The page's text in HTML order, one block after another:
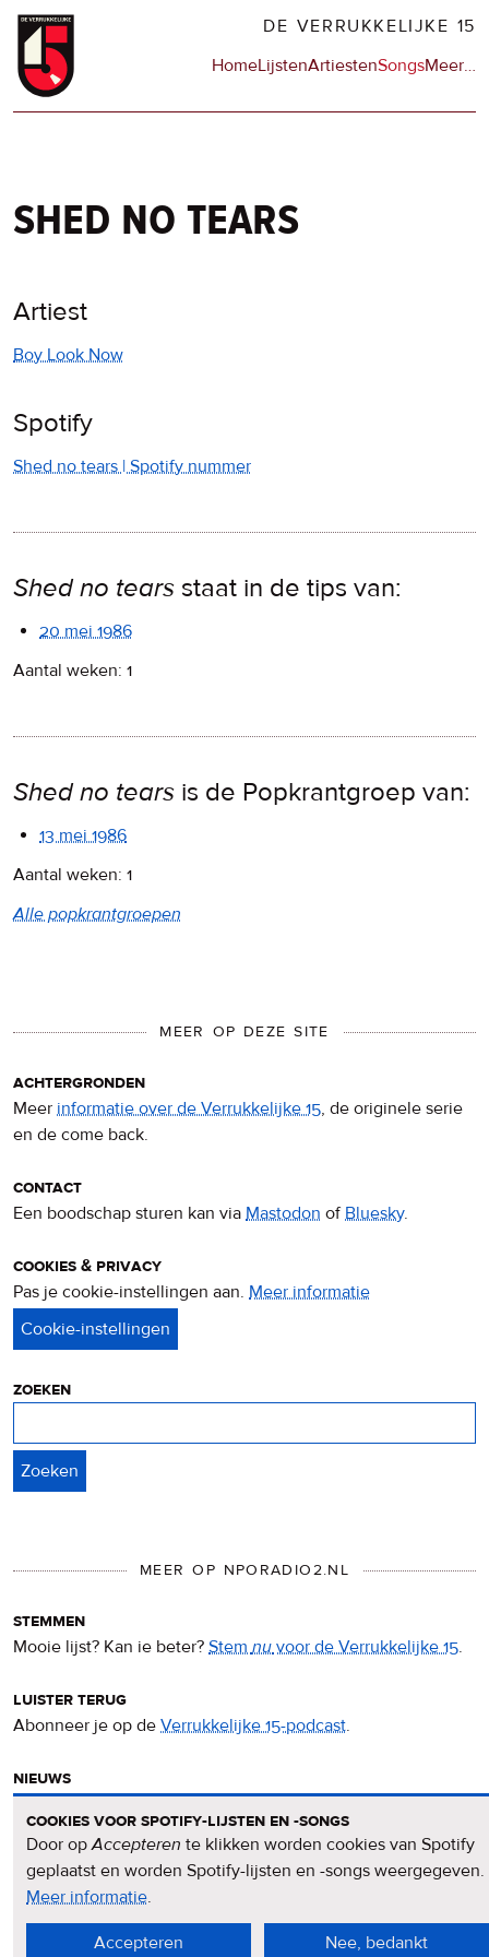
Overslaan
naar
DE VERRUKKELIJKE 15
Hoofdnavigatie
HomeLijstenArtiestenSongsMeerop
…
shed no tears
Artiest
Boy Look Now
Spotify
Shed no tears | Spotify nummer
Shed no tears staat in de tips van:
20 mei 1986
Aantal weken: 1
Shed no tears is de Popkrantgroep van:
13 mei 1986
Aantal weken: 1
Alle popkrantgroepen
MEER OP DEZE SITE
achtergronden
Meer informatie over de Verrukkelijke 15, de originele serie
en de come back.
contact
Een boodschap sturen kan via Mastodon ofBluesky.
cookies & privacy
Pas je cookie-instellingen aan. Meer informatie
zoeken
MEER OP NPORADIO2.NL
stemmen
Mooie lijst? Kan ie beter? Stemnuvoor de Verrukkelijke 15.
luister terug
Abonneer je op de Verrukkelijke 15-podcast.
nieuws
nieuwsbrief
Meld je aan voor deVerrukkelijke 15-nieuwsbrief.
cookies voor spotify-lijsten en -songs
Door opAccepteren te klikken worden cookies van Spotify
geplaatst en worden Spotify-lijsten en -songs weergegeven.
Meer informatieover
privacy
&
.
Accepteren Nee, bedankt